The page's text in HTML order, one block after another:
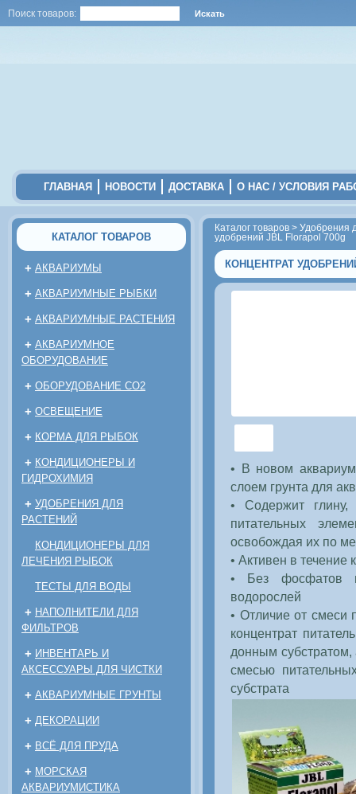
Поиск товаров:
ГЛАВНАЯ НОВОСТИ ДОСТАВКА О НАС / УСЛОВИЯ
КАТАЛОГ ТОВАРОВ
+ АКВАРИУМЫ
+ АКВАРИУМНЫЕ РЫБКИ
+ АКВАРИУМНЫЕ РАСТЕНИЯ
+ АКВАРИУМНОЕ
ОБОРУДОВАНИЕ
+ ОБОРУДОВАНИЕ CO2
+ ОСВЕЩЕНИЕ
+ КОРМА ДЛЯ РЫБОК
+ КОНДИЦИОНЕРЫ И
ГИДРОХИМИЯ
+ УДОБРЕНИЯ ДЛЯ
РАСТЕНИЙ
КОНДИЦИОНЕРЫ ДЛЯ
ЛЕЧЕНИЯ РЫБОК
ТЕСТЫ ДЛЯ ВОДЫ
+ НАПОЛНИТЕЛИ ДЛЯ
ФИЛЬТРОВ
+ ИНВЕНТАРЬ И
АКСЕССУАРЫ ДЛЯ ЧИСТКИ
+ АКВАРИУМНЫЕ ГРУНТЫ
+ ДЕКОРАЦИИ
+ ВСЁ ДЛЯ ПРУДА
+ МОРСКАЯ
АКВАРИУМИСТИКА
Каталог товаров > Удобрения
удобрений JBL Florapol 700g
КОНЦЕНТРАТ УДОБРЕНИЙ
• В новом
слоем грунта для
• Содержит глину,
питательных
освобождая их по
• Активен в течение
• Без фосфатов
водорослей
• Отличие от смеси
концентрат
донным
смесью
субстрата